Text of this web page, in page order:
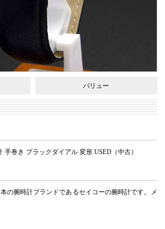
バリュー
巻き ブラックダイアル 変形 USED（中古）
の腕時計ブランドであるセイコーの腕時計です。メ